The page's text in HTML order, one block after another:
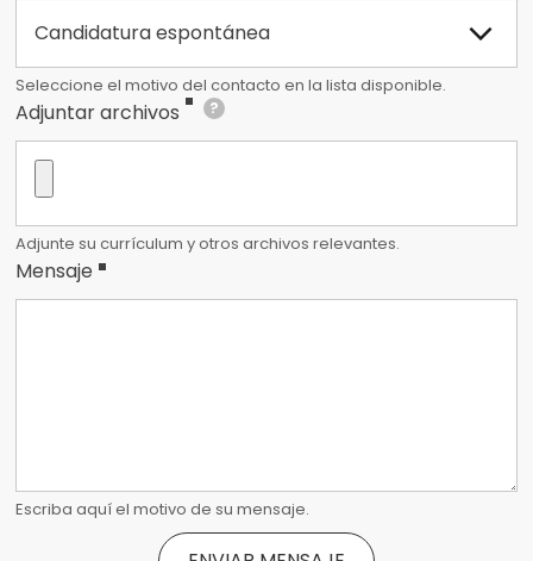
Seleccione el motivo del contacto en la lista disponible.
Adjuntar archivos ?
Adjunte su currículum y otros archivos relevantes.
Mensaje
Escriba aquí el motivo de su mensaje.